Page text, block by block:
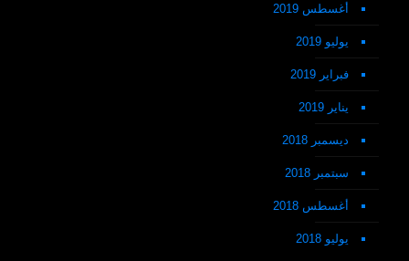
أغسطس 2019
يوليو 2019
فبراير 2019
يناير 2019
ديسمبر 2018
سبتمبر 2018
أغسطس 2018
يوليو 2018